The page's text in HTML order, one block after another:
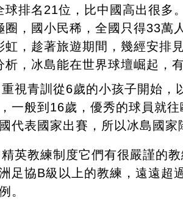
球排名21位，比中國高出很多
圈，國小民稀，全國只得33萬
虹，趁著旅遊期間，幾經安排
析，冰島能在世界球壇崛起，
重視青訓從6歲的小孩子開始，
一般到16歲，優秀的球員就
代表國家出賽，所以冰島國家
精英教練制度它們有很嚴謹的
足協B級以上的教練，遠遠超
。